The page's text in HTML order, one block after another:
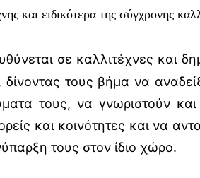
και ειδικότερα της σύγχρονης
σε καλλιτέχνες και
δίνοντας τους βήμα να
τους, να γνωριστούν
και κοινότητες και να
τους στον ίδιο χώρο.